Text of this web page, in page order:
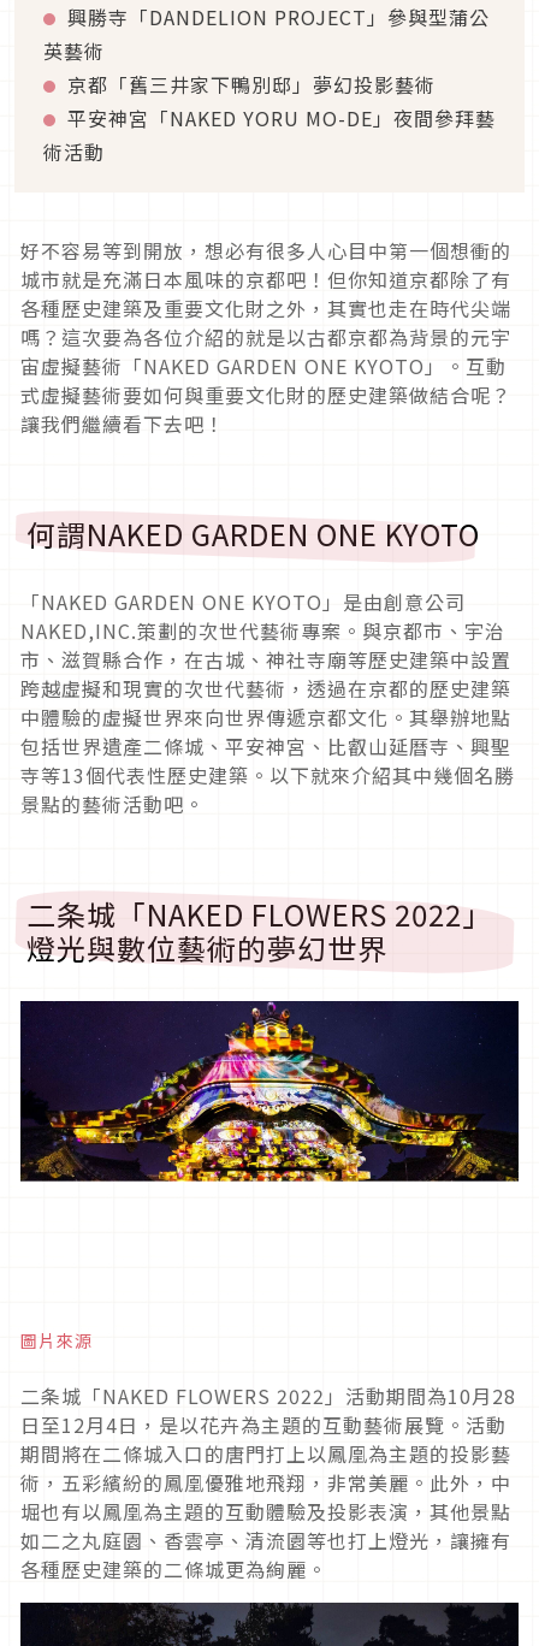
興勝寺「DANDELION PROJECT 」參與型蒲公
英藝術
京都「舊三井家下鴨別邸」夢幻投影藝術
平安神宮「NAKED YORU MO-DE 」夜間參拜藝
術活動
好不容易等到開放，想必有很多人心目中第一個想衝的
城市就是充滿日本風味的京都吧！但你知道京都除了有
各種歷史建築及重要文化財之外，其實也走在時代尖端
嗎？這次要為各位介紹的就是以古都京都為背景的元宇
宙虛擬藝術「NAKED GARDEN ONE KYOTO 」。互動
式虛擬藝術要如何與重要文化財的歷史建築做結合呢？
讓我們繼續看下去吧！
何謂NAKED GARDEN ONE KYOTO
「NAKED GARDEN ONE KYOTO 」是由創意公司
NAKED,INC.策劃的次世代藝術專案。與京都市、宇治
市、滋賀縣合作，在古城、神社寺廟等歷史建築中設置
跨越虛擬和現實的次世代藝術，透過在京都的歷史建築
中體驗的虛擬世界來向世界傳遞京都文化。其舉辦地點
包括世界遺產二條城、平安神宮、比叡山延曆寺、興聖
寺等13個代表性歷史建築。以下就來介紹其中幾個名勝
景點的藝術活動吧。
二条城「NAKED FLOWERS 2022」
燈光與數位藝術的夢幻世界
圖片來源
二条城 「NAKED FLOWERS 2022 」活動期間為10月28
日至12月4日，是以花卉為主題的互動藝術展覽。活動
期間將在二條城入口的唐門打上以鳳凰為主題的投影藝
術，五彩繽紛的鳳凰優雅地飛翔，非常美麗。此外，中
堀也有以鳳凰為主題的互動體驗及投影表演，其他景點
如二之丸庭園、香雲亭、清流園等也打上燈光，讓擁有
各種歷史建築的二條城更為絢麗。